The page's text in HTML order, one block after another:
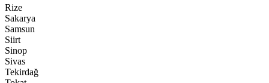
Rize
Sakarya
Samsun
Siirt
Sinop
Sivas
Tekirdağ